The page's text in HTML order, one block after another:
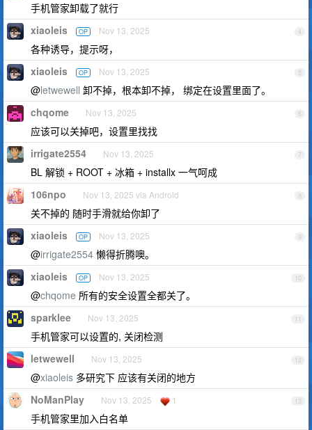
手机管家卸载了就行
4
xiaoleis OP Nov 13, 2025
各种诱导，提示呀，
5
xiaoleis OP Nov 13, 2025
@letwewell 卸不掉，根本卸不掉， 绑定在设置里面了。
6
chqome Nov 13, 2025
应该可以关掉吧，设置里找找
7
irrigate2554 Nov 13, 2025
BL 解锁 + ROOT + 冰箱 + installx 一气呵成
8
106npo Nov 13, 2025 via Android
关不掉的 随时手滑就给你卸了
9
xiaoleis OP Nov 13, 2025
@irrigate2554 懒得折腾噢。
10
xiaoleis OP Nov 13, 2025
@chqome 所有的安全设置全都关了。
11
sparklee Nov 13, 2025
手机管家可以设置的, 关闭检测
12
letwewell Nov 13, 2025
@xiaoleis 多研究下 应该有关闭的地方
13
NoManPlay Nov 13, 2025 1
手机管家里加入白名单